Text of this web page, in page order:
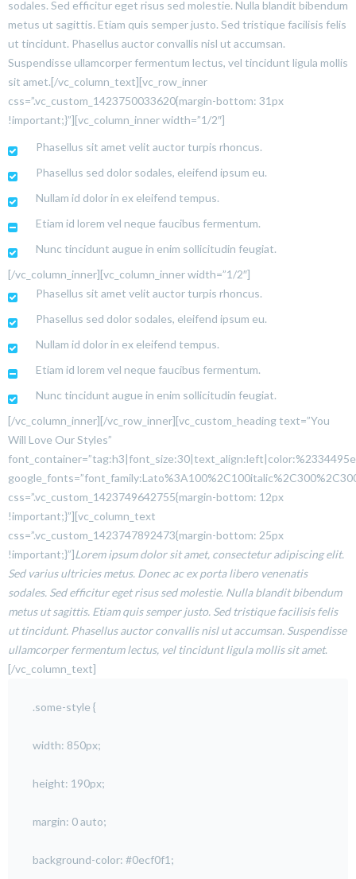
sodales. Sed efficitur eget risus sed molestie. Nulla blandit bibendum
metus ut sagittis. Etiam quis semper justo. Sed tristique facilisis felis
ut tincidunt. Phasellus auctor convallis nisl ut accumsan.
Suspendisse ullamcorper fermentum lectus, vel tincidunt ligula mollis
sit amet.[/vc_column_text][vc_row_inner
css=”.vc_custom_1423750033620{margin-bottom: 31px
!important;}”][vc_column_inner width=”1/2″]
Phasellus sit amet velit auctor turpis rhoncus.
Phasellus sed dolor sodales, eleifend ipsum eu.
Nullam id dolor in ex eleifend tempus.
Etiam id lorem vel neque faucibus fermentum.
Nunc tincidunt augue in enim sollicitudin feugiat.
[/vc_column_inner][vc_column_inner width=”1/2″]
Phasellus sit amet velit auctor turpis rhoncus.
Phasellus sed dolor sodales, eleifend ipsum eu.
Nullam id dolor in ex eleifend tempus.
Etiam id lorem vel neque faucibus fermentum.
Nunc tincidunt augue in enim sollicitudin feugiat.
[/vc_column_inner][/vc_row_inner][vc_custom_heading text=”You
Will Love Our Styles”
css=”.vc_custom_1423749642755{margin-bottom: 12px
!important;}”][vc_column_text
css=”.vc_custom_1423747892473{margin-bottom: 25px
!important;}”]Lorem ipsum dolor sit amet, consectetur adipiscing elit.
Sed varius ultricies metus. Donec ac ex porta libero venenatis
sodales. Sed efficitur eget risus sed molestie. Nulla blandit bibendum
metus ut sagittis. Etiam quis semper justo. Sed tristique facilisis felis
ut tincidunt. Phasellus auctor convallis nisl ut accumsan. Suspendisse
ullamcorper fermentum lectus, vel tincidunt ligula mollis sit amet.
[/vc_column_text]
.some-style {
width: 850px;
height: 190px;
margin: 0 auto;
background-color: #0ecf0f1;